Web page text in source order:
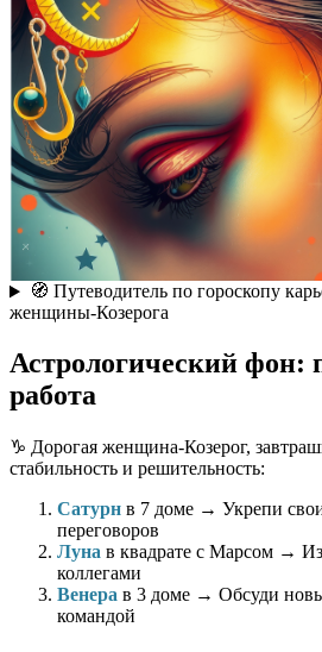
🧭 Путеводитель по гороскопу
женщины-Козерога
Астрологический фон:
работа
♑️ Дорогая женщина-Козерог,
стабильность и решительность:
Сатурн в 7 доме → Укрепи
переговоров
Луна в квадрате с Марсом →
коллегами
Венера в 3 доме → Обсуди
командой